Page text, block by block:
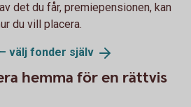
det du får, premiepensionen, kan
du vill placera.
välj fonder själv
hemma för en rättvis